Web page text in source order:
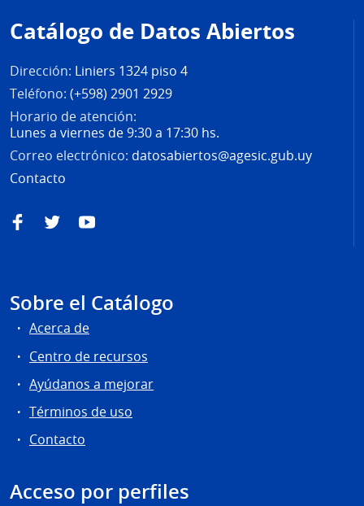
de
página
Catálogo de Datos Abiertos
Dirección: Liniers 1324 piso 4
Teléfono: (+598) 2901 2929
Horario de atención:
Lunes a viernes de 9:30 a 17:30 hs.
Correo electrónico: datosabiertos@agesic.gub.uy
Contacto
FacebookTwitterYouTube
Sobre el Catálogo
Acerca de
Centro de recursos
Ayúdanos a mejorar
Términos de uso
Contacto
Acceso por perfiles